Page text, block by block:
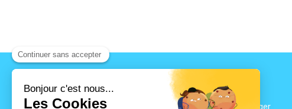
B2R CONSEILS
209 Avenue du Grand Verger